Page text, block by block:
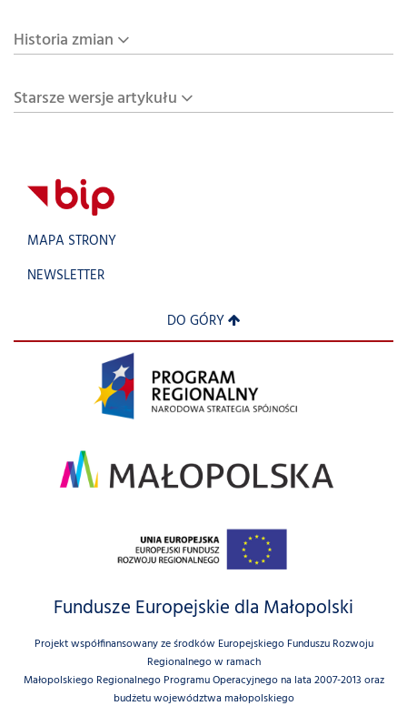
Historia zmian
Starsze wersje artykułu
MAPA STRONY
NEWSLETTER
DO GÓRY
Fundusze Europejskie dla Małopolski
Projekt współfinansowany ze środków Europejskiego Funduszu Rozwoju
Regionalnego w ramach
Małopolskiego Regionalnego Programu Operacyjnego na lata 2007-2013 oraz
budżetu województwa małopolskiego